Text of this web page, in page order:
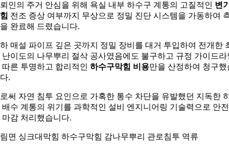
인의 주거 안심을 위해 욕실 내부 하수구 계통의 고질적인 변
전조 증상 여부까지 무상으로 정밀 진단 시스템을 가동하여
완료해 드렸습니다.
매설 파이프 깊은 곳까지 정밀 장비를 대거 투입하여 전개한
난이도의 나무뿌리 절삭 공사였음에도 불구하고 규정 가이드라
따른 투명하고 합리적인 하수구막힘 비용만을 산정하여 청구했
.
써 자연 침투 요인으로 가혹한 통수 차단을 유발했던 지독한
배수 계통의 위기를 과학적인 설비 엔지니어링 기술력으로 안
마감 처리했습니다.
면 싱크대막힘 하수구막힘 감나무뿌리 관로침투 역류